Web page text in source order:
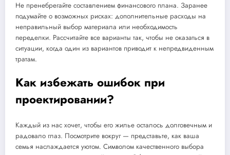
Не пренебрегайте составлением финансового плана. Заранее
подумайте о возможных рисках: дополнительные расходы на
неправильный выбор материала или необходимость
переделки. Рассчитайте все варианты так, чтобы не оказаться в
ситуации, когда один из вариантов приводит к непредвиденным
тратам.
Как избежать ошибок при
проектировании?
Каждый из нас хочет, чтобы его жилье осталось долговечным и
радовало глаз. Посмотрите вокруг — представьте, как ваша
семья наслаждается уютом. Символом качественного выбора